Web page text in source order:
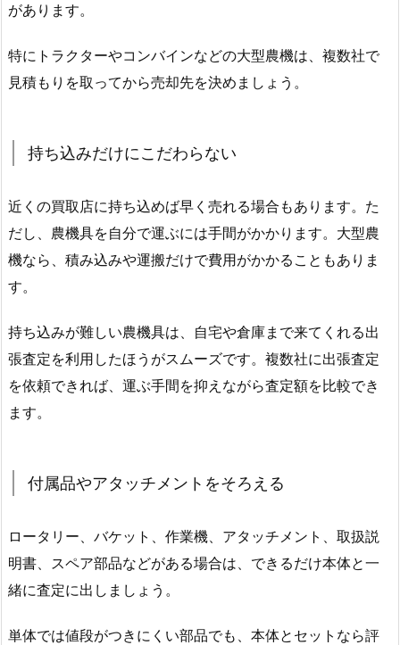
があります。
特にトラクターやコンバインなどの大型農機は、複数社で
見積もりを取ってから売却先を決めましょう。
持ち込みだけにこだわらない
近くの買取店に持ち込めば早く売れる場合もあります。た
だし、農機具を自分で運ぶには手間がかかります。大型農
機なら、積み込みや運搬だけで費用がかかることもありま
す。
持ち込みが難しい農機具は、自宅や倉庫まで来てくれる出
張査定を利用したほうがスムーズです。複数社に出張査定
を依頼できれば、運ぶ手間を抑えながら査定額を比較でき
ます。
付属品やアタッチメントをそろえる
ロータリー、バケット、作業機、アタッチメント、取扱説
明書、スペア部品などがある場合は、できるだけ本体と一
緒に査定に出しましょう。
単体では値段がつきにくい部品でも、本体とセットなら評